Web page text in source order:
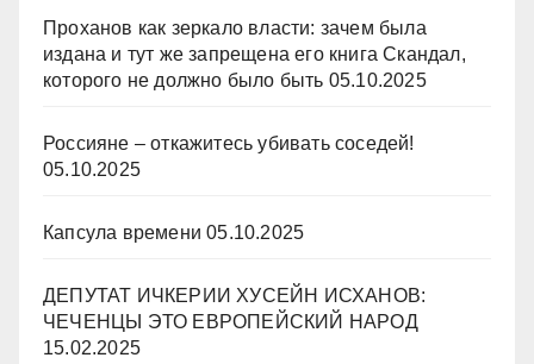
Проханов как зеркало власти: зачем была
издана и тут же запрещена его книга Скандал,
которого не должно было быть 05.10.2025
Россияне – откажитесь убивать соседей!
05.10.2025
Капсула времени 05.10.2025
ДЕПУТАТ ИЧКЕРИИ ХУСЕЙН ИСХАНОВ:
ЧЕЧЕНЦЫ ЭТО ЕВРОПЕЙСКИЙ НАРОД
15.02.2025